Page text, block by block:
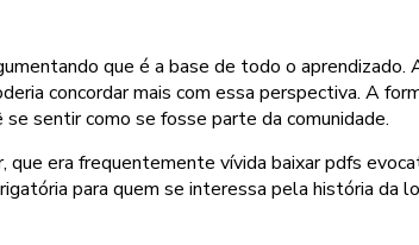
que é a base de todo o
concordar mais com essa perspectiva. A
sentir como se fosse parte da comunidade.
que era frequentemente vívida baixar pdfs
para quem se interessa pela história da